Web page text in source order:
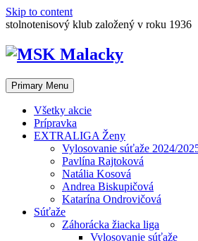
Skip to content
stolnotenisový klub založený v roku 1936
Primary Menu
Všetky akcie
Prípravka
EXTRALIGA Ženy
Vylosovanie súťaže 2024/
Pavlína Rajtoková
Natália Kosová
Andrea Biskupičová
Katarína Ondrovičová
Súťaže
Záhorácka žiacka liga
Vylosovanie súťaže